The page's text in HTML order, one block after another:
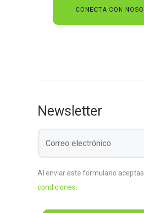
Newsletter
Al enviar este formulario aceptas
condiciones